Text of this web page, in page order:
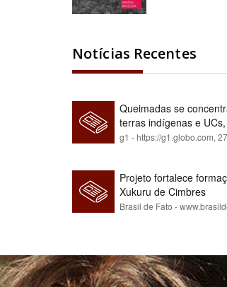
Notícias Recentes
Queimadas se
terras indígenas e
g1 - https://g1.globo.com,
Projeto fortalece
Xukuru de Cimbres
Brasil de Fato -